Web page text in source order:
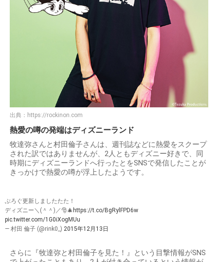
出典： https://rockinon.com
熱愛の噂の発端はディズニーランド
牧達弥さんと村田倫子さんは、週刊誌などに熱愛をスクープ
された訳ではありませんが、2人ともディズニー好きで、同
時期にディズニーランドへ行ったとをSNSで発信したことが
きっかけで熱愛の噂が浮上したようです。
ぶろぐ更新しましたたた！
ディズニー＼(＾＾)／🎅🎄 https://t.co/BgRylFPD6w
pic.twitter.com/1G0iXogMUu
— 村田 倫子 (@rink0_) 2015年12月13日
さらに『牧達弥と村田倫子を見た！』という目撃情報がSNS